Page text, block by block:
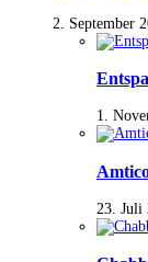
2. September
1.
23. Juli